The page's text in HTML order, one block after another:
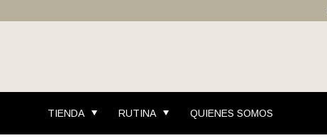
TIENDA RUTINA QUIENES SOMOS